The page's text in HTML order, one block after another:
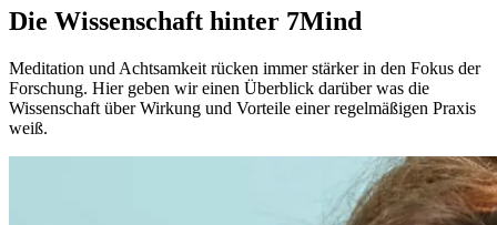
Die Wis­sen­schaft hinter 7Mind
Meditation und Achtsamkeit rücken immer stärker in den Fokus der
Forschung. Hier geben wir einen Überblick darüber was die
Wissenschaft über Wirkung und Vorteile einer regelmäßigen Praxis
weiß.